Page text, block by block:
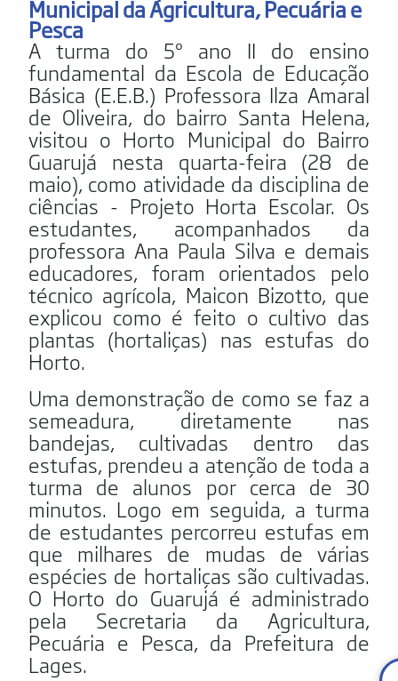
Municipal da Agricultura, Pecuária e
Pesca
A turma do 5º ano II do ensino
fundamental da Escola de Educação
Básica (E.E.B.) Professora Ilza Amaral
de Oliveira, do bairro Santa Helena,
visitou o Horto Municipal do Bairro
Guarujá nesta quarta-feira (28 de
maio), como atividade da disciplina de
ciências - Projeto Horta Escolar. Os
estudantes, acompanhados da
professora Ana Paula Silva e demais
educadores, foram orientados pelo
técnico agrícola, Maicon Bizotto, que
explicou como é feito o cultivo das
plantas (hortaliças) nas estufas do
Horto.
Uma demonstração de como se faz a
semeadura, diretamente nas
bandejas, cultivadas dentro das
estufas, prendeu a atenção de toda a
turma de alunos por cerca de 30
minutos. Logo em seguida, a turma
de estudantes percorreu estufas em
que milhares de mudas de várias
espécies de hortaliças são cultivadas.
O Horto do Guarujá é administrado
pela Secretaria da Agricultura,
Pecuária e Pesca, da Prefeitura de
Lages.